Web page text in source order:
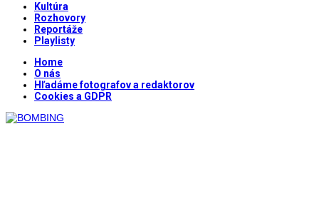
Kultúra
Rozhovory
Reportáže
Playlisty
Home
O nás
Hľadáme fotografov a redaktorov
Cookies a GDPR